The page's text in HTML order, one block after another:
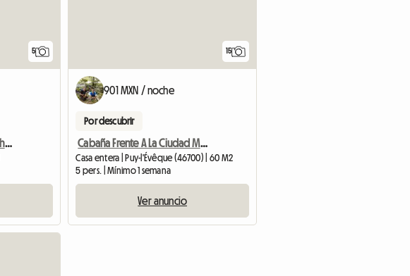
5
Casa Rural En Alquiler - Le Bohneur In The Vines
15
901 MXN / noche
Por descubrir
Cabaña Frente A La Ciudad Medieval
Casa entera | Puy-l'Évêque (46700) | 60 M2
5 pers. | Mínimo 1 semana
Ver anuncio